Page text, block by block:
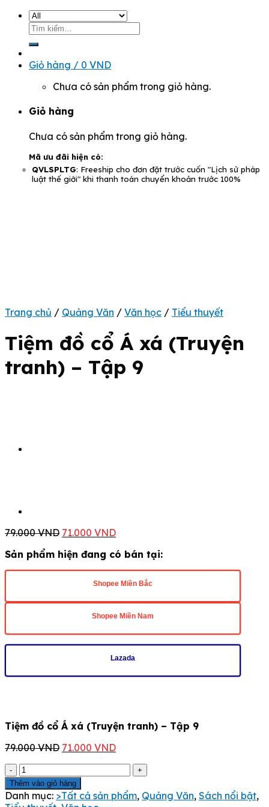
Tìm
Giỏ hàng / 0 VND
Chưa có sản phẩm trong giỏ hàng.
Giỏ hàng
Chưa có sản phẩm trong giỏ hàng.
Mã ưu đãi hiện có:
QVLSPLTG: Freeship cho đơn đặt trước cuốn "Lịch sử pháp
luật thế giới" khi thanh toán chuyển khoản trước 100%
Trang chủ / Quảng Văn / Văn học / Tiểu thuyết
Tiệm đồ cổ Á xá (Truyện
tranh) – Tập 9
79.000VND Giá
là:
79.000 VND.
71.000 VNDGiá
tại
là:
71.000 VND.
Sản phẩm hiện đang có bán tại:
Shopee Miền Bắc
Shopee Miền Nam
Lazada
Tiệm đồ cổ Á xá (Truyện tranh) – Tập 9
79.000VND Giá
79.000 VND.
71.000 VNDGiá
71.000 VND.
Tiệm
đồ
cổ
Á
Thêm vào giỏ hàng
Danh mục: >Tất cả sản phẩm, Quảng Văn, Sách nổi bật,